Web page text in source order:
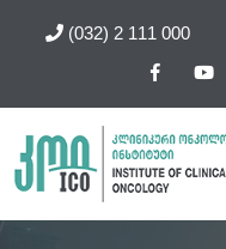
(032) 2 111 000